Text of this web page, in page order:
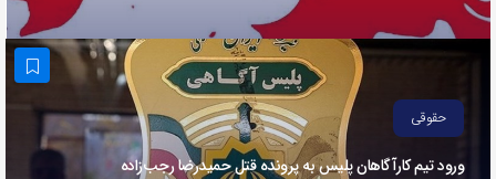
به
اشتراک
لینک
حقوقی
ورود تیم کارآگاهان پلیس به پرونده قتل حمیدرضا رجب‌زاده